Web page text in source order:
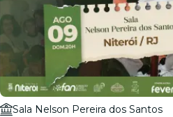
Sala Nelson Pereira dos Santos